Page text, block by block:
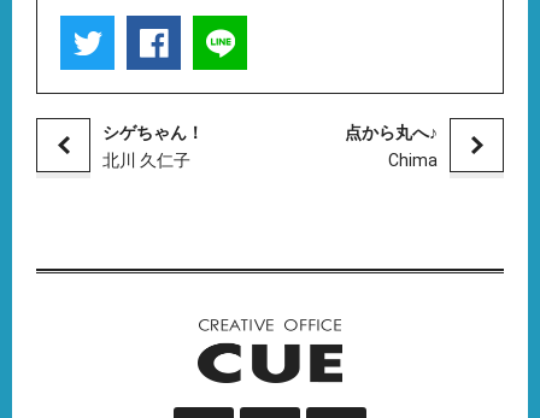
シゲちゃん！
北川 久仁子
点から丸へ♪
Chima